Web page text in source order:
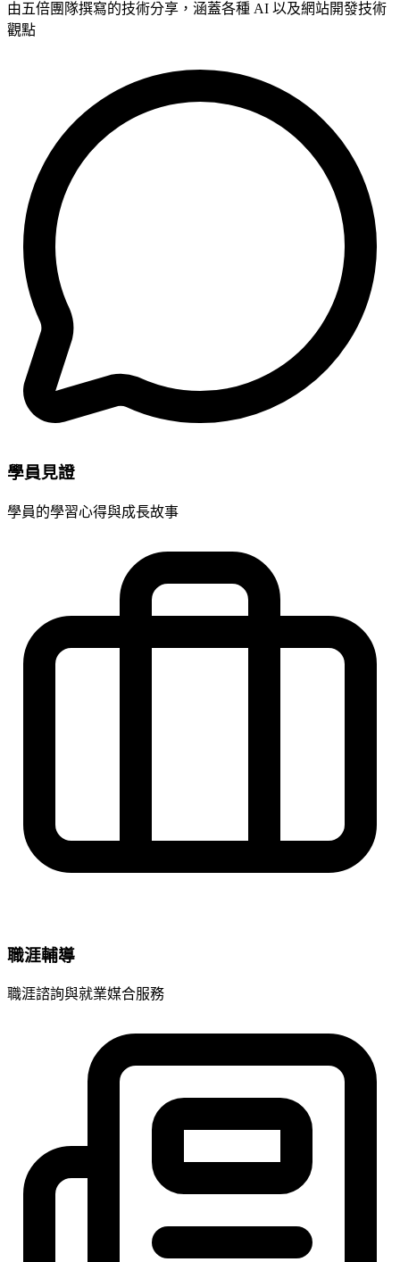
由五倍團隊撰寫的技術分享，涵蓋各種 AI 以及網站開發技術
觀點
學員見證
學員的學習心得與成長故事
職涯輔導
職涯諮詢與就業媒合服務